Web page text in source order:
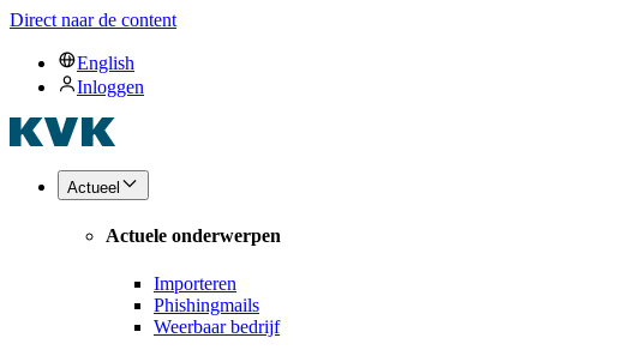
Direct naar de content
English
Inloggen
Actueel
Actuele onderwerpen
Importeren
Phishingmails
Weerbaar bedrijf